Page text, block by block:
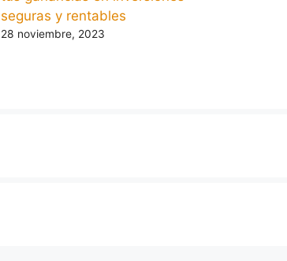
seguras y rentables
28 noviembre, 2023